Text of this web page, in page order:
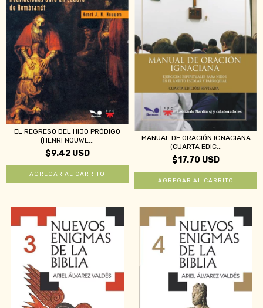
EL REGRESO DEL HIJO PRÓDIGO
(HENRI NOUWE...
$9.42 USD
MANUAL DE ORACIÓN IGNACIANA
(CUARTA EDIC...
$17.70 USD